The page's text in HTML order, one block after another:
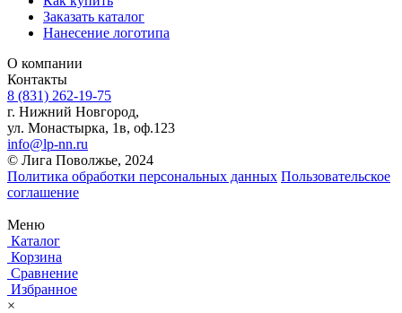
Заказать каталог
Нанесение логотипа
О компании
Контакты
8 (831) 262-19-75
г. Нижний Новгород,
ул. Монастырка, 1в, оф.123
info@lp-nn.ru
© Лига Поволжье, 2024
Политика обработки персональных данных Пользовательское
соглашение
Меню
Каталог
Корзина
Сравнение
Избранное
×